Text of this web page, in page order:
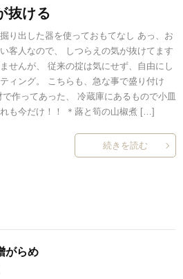
抜ける
り出した器を使っておもてなし あっ、お
客人なので、 しつらえの気が抜けてます
せんが、 従来の掟は気にせず、自由にし
ィング。 こちらも、急な事で盛り付け
作ってあった、 冷蔵庫にあるもので小皿
も今だけ！！ ＊蕗と筍の山椒煮 […]
続きを読む
がらめ